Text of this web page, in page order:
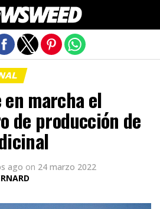
en marcha el
de producción de
ago on 24 marzo 2022
la versión móvil